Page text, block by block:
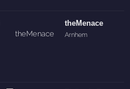
theMenace
Arnhem